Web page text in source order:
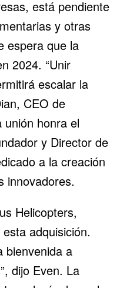
está pendiente
y otras
espera que la
2024. “Unir
escalar la
CEO de
honra el
y Director de
a la creación
innovadores.
Helicopters,
adquisición.
bienvenida a
dijo Even. La